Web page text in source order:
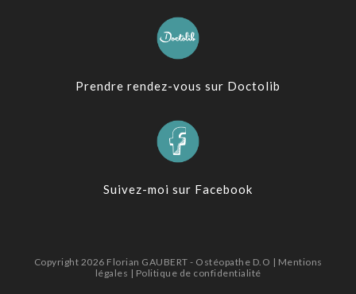
Prendre rendez-vous sur Doctolib
Suivez-moi sur Facebook
Copyright 2026 Florian GAUBERT - Ostéopathe D.O | Mentions
légales | Politique de confidentialité